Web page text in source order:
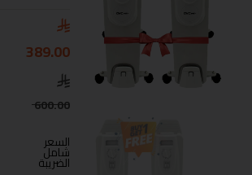
600.00
389.00
السعر
شامل
الضريبة